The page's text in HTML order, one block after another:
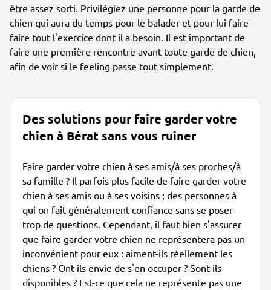
être assez sorti. Privilégiez une personne pour la garde de
chien qui aura du temps pour le balader et pour lui faire
faire tout l'exercice dont il a besoin. Il est important de
faire une première rencontre avant toute garde de chien,
afin de voir si le feeling passe tout simplement.
Des solutions pour faire garder votre
chien à Bérat sans vous ruiner
Faire garder votre chien à ses amis/à ses proches/à
sa famille ? Il parfois plus facile de faire garder votre
chien à ses amis ou à ses voisins ; des personnes à
qui on fait généralement confiance sans se poser
trop de questions. Cependant, il faut bien s'assurer
que faire garder votre chien ne représentera pas un
inconvénient pour eux : aiment-ils réellement les
chiens ? Ont-ils envie de s'en occuper ? Sont-ils
disponibles ? Est-ce que cela ne représente pas une